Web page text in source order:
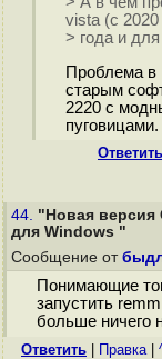
vista (с 2020
> года и
Проблема в
старым
2220 с
пуговицами.
Ответить
44. "Новая версия
для Windows "
Сообщение от
Понимающие
запустить
больше ничего
Ответить Правка|